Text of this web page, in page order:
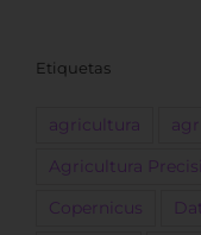
Etiquetas
agricultura
Agricultura
Copernicus